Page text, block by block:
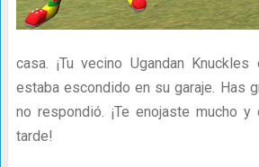
casa. ¡Tu vecino Ugandan
estaba escondido en su garaje. Has
no respondió. ¡Te enojaste mucho
tarde!